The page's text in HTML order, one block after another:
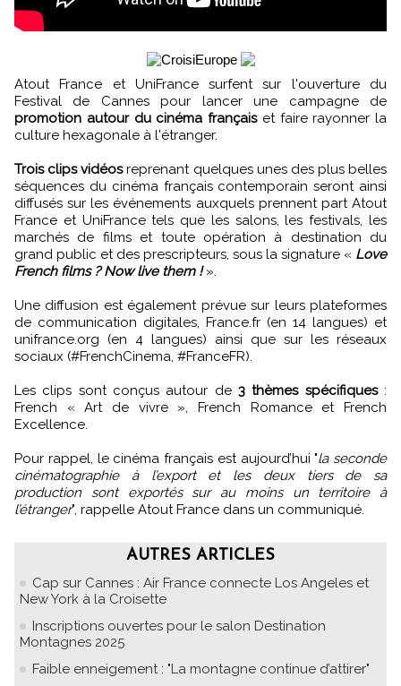
Atout France et UniFrance surfent sur l'ouverture du
Festival de Cannes pour lancer une campagne de
promotion autour du cinéma françaiset faire rayonner la
culture hexagonale à l'étranger.
Trois clips vidéosreprenant quelques unes des plus belles
séquences du cinéma français contemporain seront ainsi
diffusés sur les événements auxquels prennent part Atout
France et UniFrance tels que les salons, les festivals, les
marchés de films et toute opération à destination du
grand public et des prescripteurs, sous la signature « Love
French films ? Now live them !».
Une diffusion est également prévue sur leurs plateformes
de communication digitales, France.fr (en 14 langues) et
unifrance.org (en 4 langues) ainsi que sur les réseaux
sociaux (#FrenchCinema, #FranceFR).
Les clips sont conçus autour de 3 thèmes spécifiques:
French « Art de vivre », French Romance et French
Excellence.
Pour rappel, le cinéma français est aujourd’hui "la seconde
cinématographie à l’export et les deux tiers de sa
production sont exportés sur au moins un territoire à
l’étranger", rappelle Atout France dans un communiqué.
AUTRES ARTICLES
Cap sur Cannes : Air France connecte Los Angeles et
New York à la Croisette
Inscriptions ouvertes pour le salon Destination
Montagnes 2025
Faible enneigement : "La montagne continue d’attirer"